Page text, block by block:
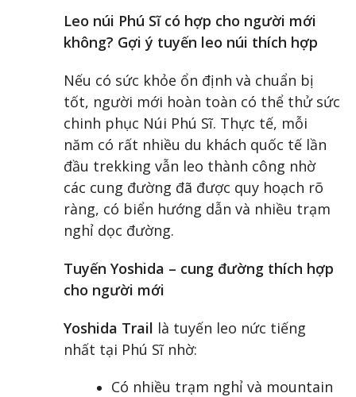
Leo núi Phú Sĩ có hợp cho người mới
không? Gợi ý tuyến leo núi thích hợp
Nếu có sức khỏe ổn định và chuẩn bị
tốt, người mới hoàn toàn có thể thử sức
chinh phục Núi Phú Sĩ. Thực tế, mỗi
năm có rất nhiều du khách quốc tế lần
đầu trekking vẫn leo thành công nhờ
các cung đường đã được quy hoạch rõ
ràng, có biển hướng dẫn và nhiều trạm
nghỉ dọc đường.
Tuyến Yoshida – cung đường thích hợp
cho người mới
Yoshida Trail là tuyến leo nức tiếng
nhất tại Phú Sĩ nhờ:
Có nhiều trạm nghỉ và mountain